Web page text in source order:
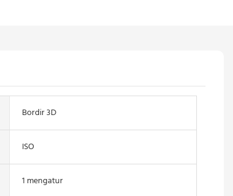
Bordir 3D
ISO
1 mengatur